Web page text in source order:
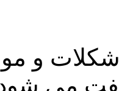
و
می